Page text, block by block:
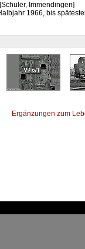
Immendingen]
1966, bis
Ergänzungen zum